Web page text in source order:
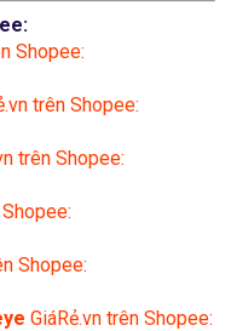
Shopee:
trên Shopee:
trên Shopee:
Shopee:
GiáRẻ.vn trên Shopee: